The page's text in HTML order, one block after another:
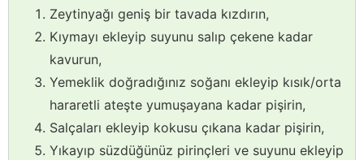
Zeytinyağı geniş bir tavada kızdırın,
Kıymayı ekleyip suyunu salıp çekene kadar
kavurun,
Yemeklik doğradığınız soğanı ekleyip kısık/orta
hararetli ateşte yumuşayana kadar pişirin,
Salçaları ekleyip kokusu çıkana kadar pişirin,
Yıkayıp süzdüğünüz pirinçleri ve suyunu ekleyip